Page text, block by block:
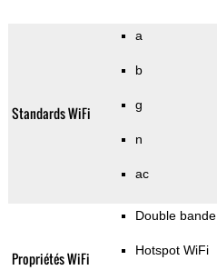
Standards WiFi
a
b
g
n
ac
Propriétés WiFi
Double bande
Hotspot WiFi